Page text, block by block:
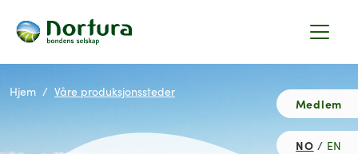
Medlem
NO EN
Hjem Våre produksjonssteder